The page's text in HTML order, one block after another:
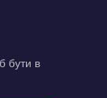
бути в